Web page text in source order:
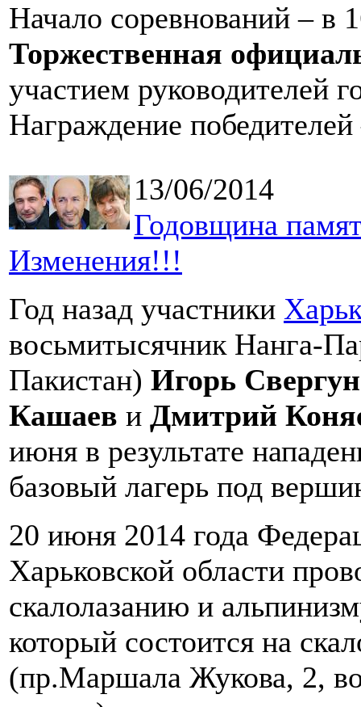
Начало соревнований – в
Торжественная
участием руководителей
Награждение
13/06/2014
Годовщина
Изменения!!!
Год назад участники
восьмитысячник Нанга-
Пакистан) Игорь
Кашаев и Дмитрий
июня в результате
базовый лагерь под
20 июня 2014 года
Харьковской области
скалолазанию и
который состоится на
(пр.Маршала Жукова, 2,